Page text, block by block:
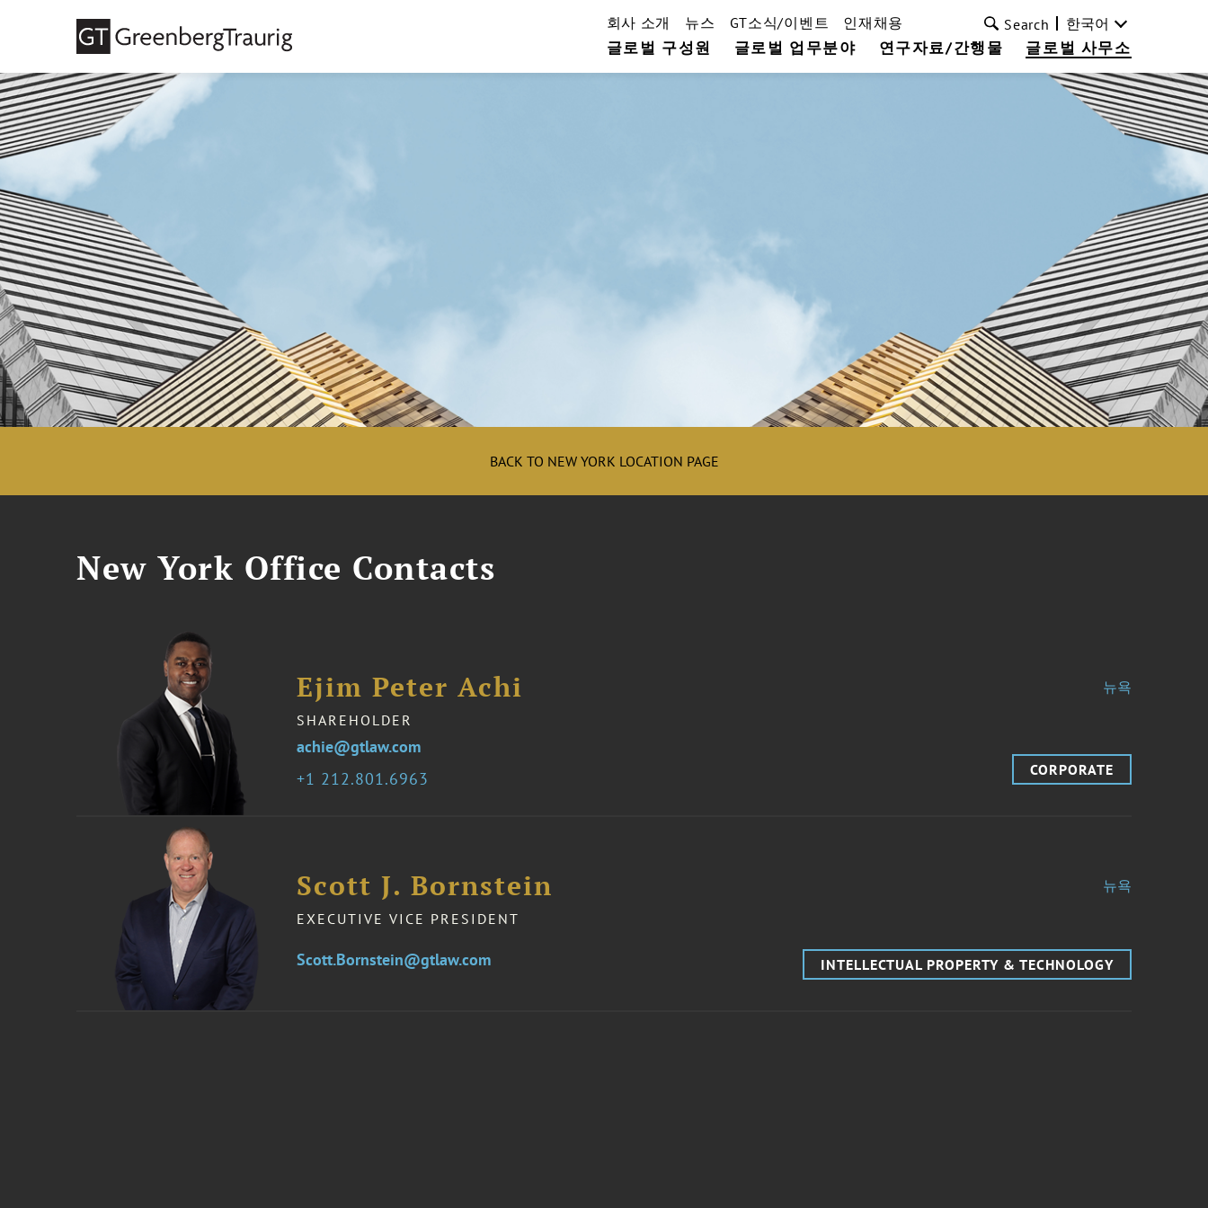
글로벌 구성원 글로벌 업무분야 연구자료/간행물 글로벌 사무소
회사 소개 뉴스 GT소식/이벤트 인재채용 Search 한국어
BACK TO NEW YORK LOCATION PAGE
New York Office Contacts
Ejim Peter Achi
SHAREHOLDER
1 212.801.6963
achie@gtlaw.com
뉴욕
CORPORATE
Scott J. Bornstein
EXECUTIVE VICE PRESIDENT
Scott.Bornstein@gtlaw.com
뉴욕
INTELLECTUAL PROPERTY & TECHNOLOGY